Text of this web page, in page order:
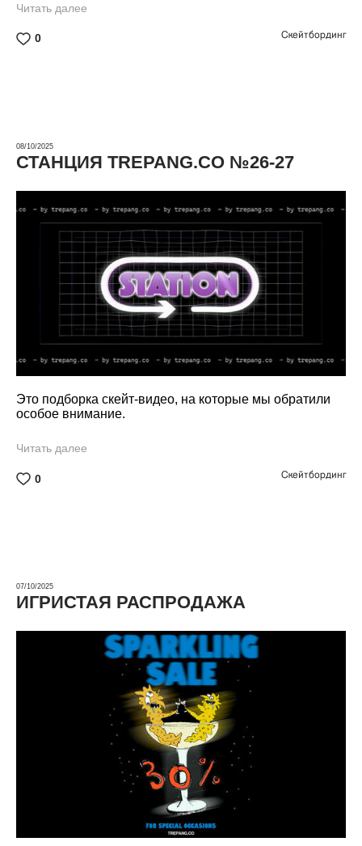
Читать далее
0 Скейтбординг
Это подборка скейт-видео, на которые мы обратили
особое внимание.
Читать далее
0 Скейтбординг
08/10/2025
СТАНЦИЯ TREPANG.CO №26-27
07/10/2025
ИГРИСТАЯ РАСПРОДАЖА